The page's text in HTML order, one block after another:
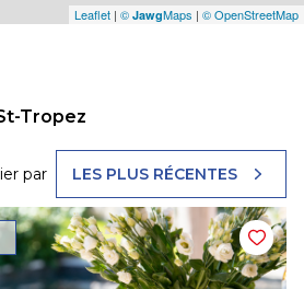
Leaflet | © JawgMaps | © OpenStreetMap
Tropez
par LES PLUS RÉCENTES